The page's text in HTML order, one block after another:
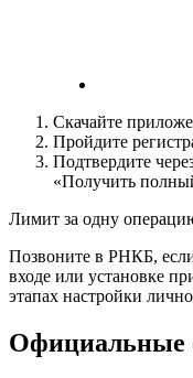
Скачайте
Пройдите
Подтвердите
«Получить
Лимит за одну
Позвоните в РНКБ,
входе или установке
этапах настройки
Официальные